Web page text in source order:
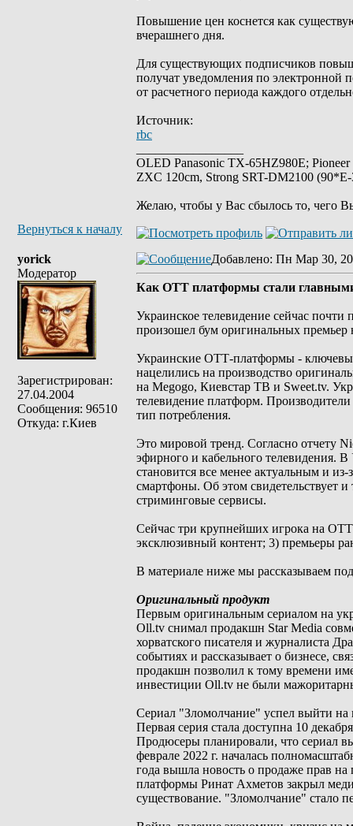
Повышение цен коснется как
вчерашнего дня.
Для существующих подписчиков
получат уведомления по электронной
от расчетного периода каждого
Источник:
rbc
OLED Panasonic TX-65HZ980E;
ZXC 120cm, Strong SRT-DM2100
Желаю, чтобы у Вас сбылось то, чего
Вернуться к началу
yorick
Модератор
Зарегистрирован:
27.04.2004
Сообщения: 96510
Откуда: г.Киев
Добавлено: Пн Мар 30,
Как ОТТ платформы стали
Украинское телевидение сейчас
произошел бум оригинальных
Украинские ОТТ-платформы -
нацелились на производство
на Megogo, Киевстар ТВ и Sweet.tv.
телевидение платформ.
тип потребления.
Это мировой тренд. Согласно отчету
эфирного и кабельного телевидения.
становится все менее актуальным и
смартфоны. Об этом свидетельствует
стриминговые сервисы.
Сейчас три крупнейших игрока на
эксклюзивный контент; 3) премьеры
В материале ниже мы рассказываем
Оригинальный продукт
Первым оригинальным сериалом на
Oll.tv снимал продакшн Star Media
хорватского писателя и журналиста
событиях и рассказывает о бизнесе,
продакшн позволил к тому времени
инвестиции Oll.tv не были
Сериал "Зломолчание" успел выйти на
Первая серия стала доступна 10
Продюсеры планировали, что сериал
феврале 2022 г. началась
года вышла новость о продаже прав
платформы Ринат Ахметов закрыл
существование. "Зломолчание" стало